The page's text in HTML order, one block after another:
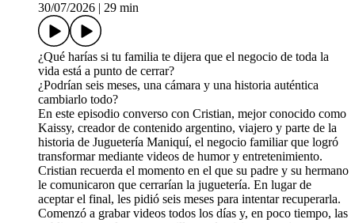
30/07/2026
29 min
¿Qué harías si tu familia te dijera que el negocio de toda la
vida está a punto de cerrar?
¿Podrían seis meses, una cámara y una historia auténtica
cambiarlo todo?
En este episodio converso con Cristian, mejor conocido como
Kaissy, creador de contenido argentino, viajero y parte de la
historia de Juguetería Maniquí, el negocio familiar que logró
transformar mediante videos de humor y entretenimiento.
Cristian recuerda el momento en el que su padre y su hermano
le comunicaron que cerrarían la juguetería. En lugar de
aceptar el final, les pidió seis meses para intentar recuperarla.
Comenzó a grabar videos todos los días y, en poco tiempo, las